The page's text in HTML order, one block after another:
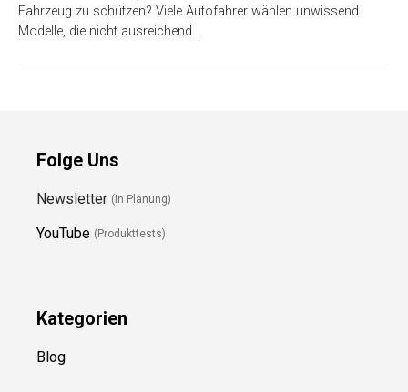
Fahrzeug zu schützen? Viele Autofahrer wählen unwissend
Modelle, die nicht ausreichend…
Folge Uns
Newsletter (in Planung)
YouTube (Produkttests)
Kategorien
Blog